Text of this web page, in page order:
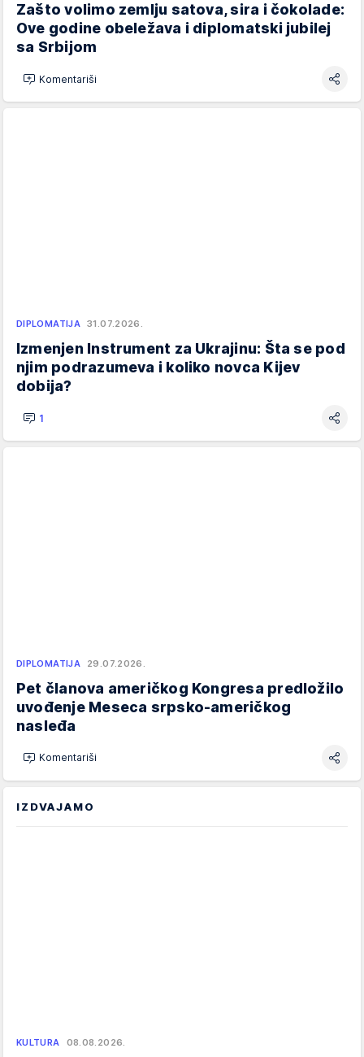
Zašto volimo zemlju satova, sira i čokolade:
Ove godine obeležava i diplomatski jubilej
sa Srbijom
Komentariši
DIPLOMATIJA 31.07.2026.
Izmenjen Instrument za Ukrajinu: Šta se pod
njim podrazumeva i koliko novca Kijev
dobija?
1
DIPLOMATIJA 29.07.2026.
Pet članova američkog Kongresa predložilo
uvođenje Meseca srpsko-američkog
nasleđa
Komentariši
IZDVAJAMO
KULTURA 08.08.2026.